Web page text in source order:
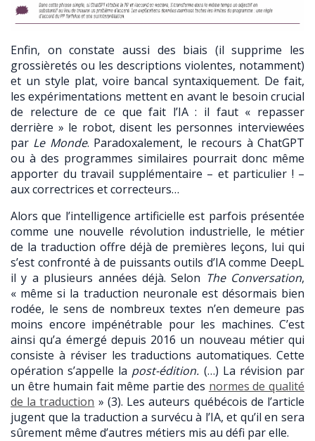
Enfin, on constate aussi des biais (il supprime les
grossièretés ou les descriptions violentes, notamment)
et un style plat, voire bancal syntaxiquement. De fait,
les expérimentations mettent en avant le besoin crucial
de relecture de ce que fait l’IA : il faut « repasser
derrière » le robot, disent les personnes interviewées
par Le Monde. Paradoxalement, le recours à ChatGPT
ou à des programmes similaires pourrait donc même
apporter du travail supplémentaire – et particulier ! –
aux correctrices et correcteurs…
Alors que l’intelligence artificielle est parfois présentée
comme une nouvelle révolution industrielle, le métier
de la traduction offre déjà de premières leçons, lui qui
s’est confronté à de puissants outils d’IA comme DeepL
il y a plusieurs années déjà. Selon The Conversation,
« même si la traduction neuronale est désormais bien
rodée, le sens de nombreux textes n’en demeure pas
moins encore impénétrable pour les machines. C’est
ainsi qu’a émergé depuis 2016 un nouveau métier qui
consiste à réviser les traductions automatiques. Cette
opération s’appelle la post-édition. (…) La révision par
un être humain fait même partie des normes de qualité
de la traduction » (3). Les auteurs québécois de l’article
jugent que la traduction a survécu à l’IA, et qu’il en sera
sûrement même d’autres métiers mis au défi par elle.